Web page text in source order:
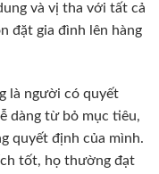
và vị tha với tất cả
đặt gia đình lên hàng
là người có quyết
dàng từ bỏ mục tiêu,
quyết định của mình.
tốt, họ thường đạt